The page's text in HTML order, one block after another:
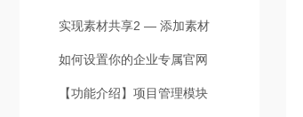
实现素材共享2 — 添加素材
如何设置你的企业专属官网
【功能介绍】项目管理模块